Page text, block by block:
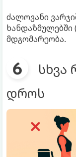
ძალოვანი
ხანდაზმულებში
მდგომარეობა.
სხვა
დროს